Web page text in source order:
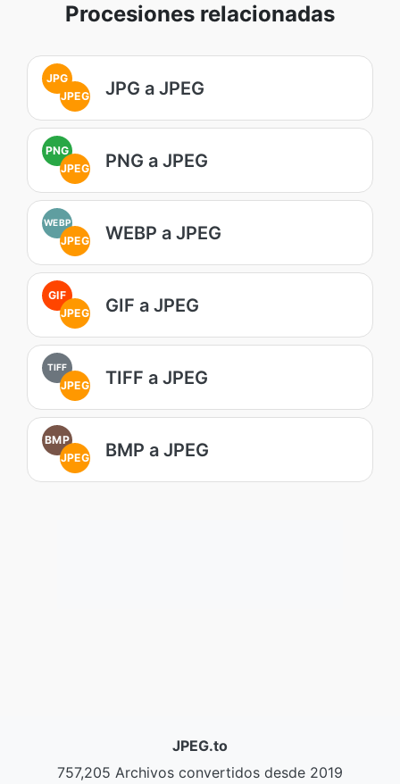
Procesiones relacionadas
JPG
JPEG
JPG a JPEG
PNG
JPEG
PNG a JPEG
WEBP
JPEG WEBP a JPEG
GIF
JPEG
GIF a JPEG
TIFF
JPEG TIFF a JPEG
BMP
JPEG
BMP a JPEG
JPEG.to
757,205 Archivos convertidos desde 2019